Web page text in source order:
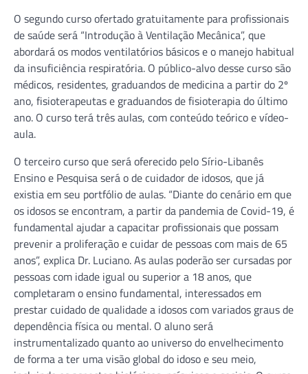
O segundo curso ofertado gratuitamente para profissionais
de saúde será “Introdução à Ventilação Mecânica”, que
abordará os modos ventilatórios básicos e o manejo habitual
da insuficiência respiratória. O público-alvo desse curso são
médicos, residentes, graduandos de medicina a partir do 2º
ano, fisioterapeutas e graduandos de fisioterapia do último
ano. O curso terá três aulas, com conteúdo teórico e vídeo-
aula.
O terceiro curso que será oferecido pelo Sírio-Libanês
Ensino e Pesquisa será o de cuidador de idosos, que já
existia em seu portfólio de aulas. “Diante do cenário em que
os idosos se encontram, a partir da pandemia de Covid-19, é
fundamental ajudar a capacitar profissionais que possam
prevenir a proliferação e cuidar de pessoas com mais de 65
anos”, explica Dr. Luciano. As aulas poderão ser cursadas por
pessoas com idade igual ou superior a 18 anos, que
completaram o ensino fundamental, interessados em
prestar cuidado de qualidade a idosos com variados graus de
dependência física ou mental. O aluno será
instrumentalizado quanto ao universo do envelhecimento
de forma a ter uma visão global do idoso e seu meio,